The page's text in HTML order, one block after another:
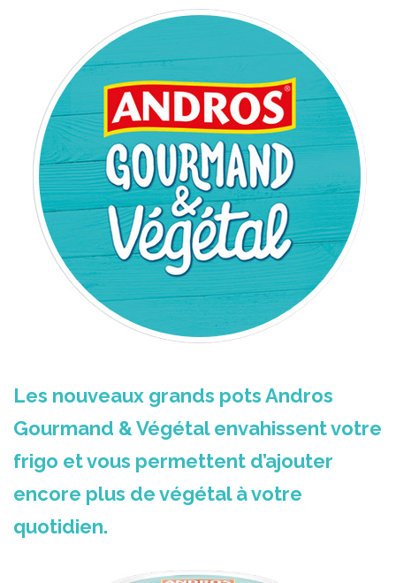
Les nouveaux grands pots Andros
Gourmand & Végétal envahissent votre
frigo et vous permettent d’ajouter
encore plus de végétal à votre
quotidien.